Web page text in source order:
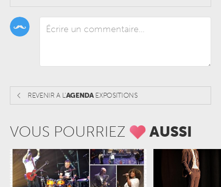
REVENIR A L'AGENDAEXPOSITIONS
VOUS POURRIEZ AUSSI